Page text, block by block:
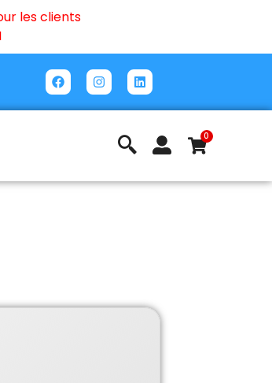
les clients
0